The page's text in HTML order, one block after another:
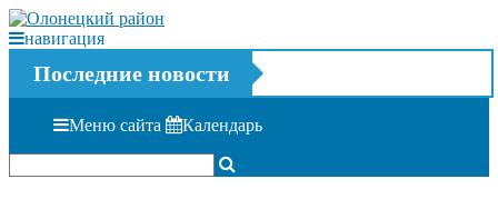
навигация
Последние новости
Меню сайта Календарь